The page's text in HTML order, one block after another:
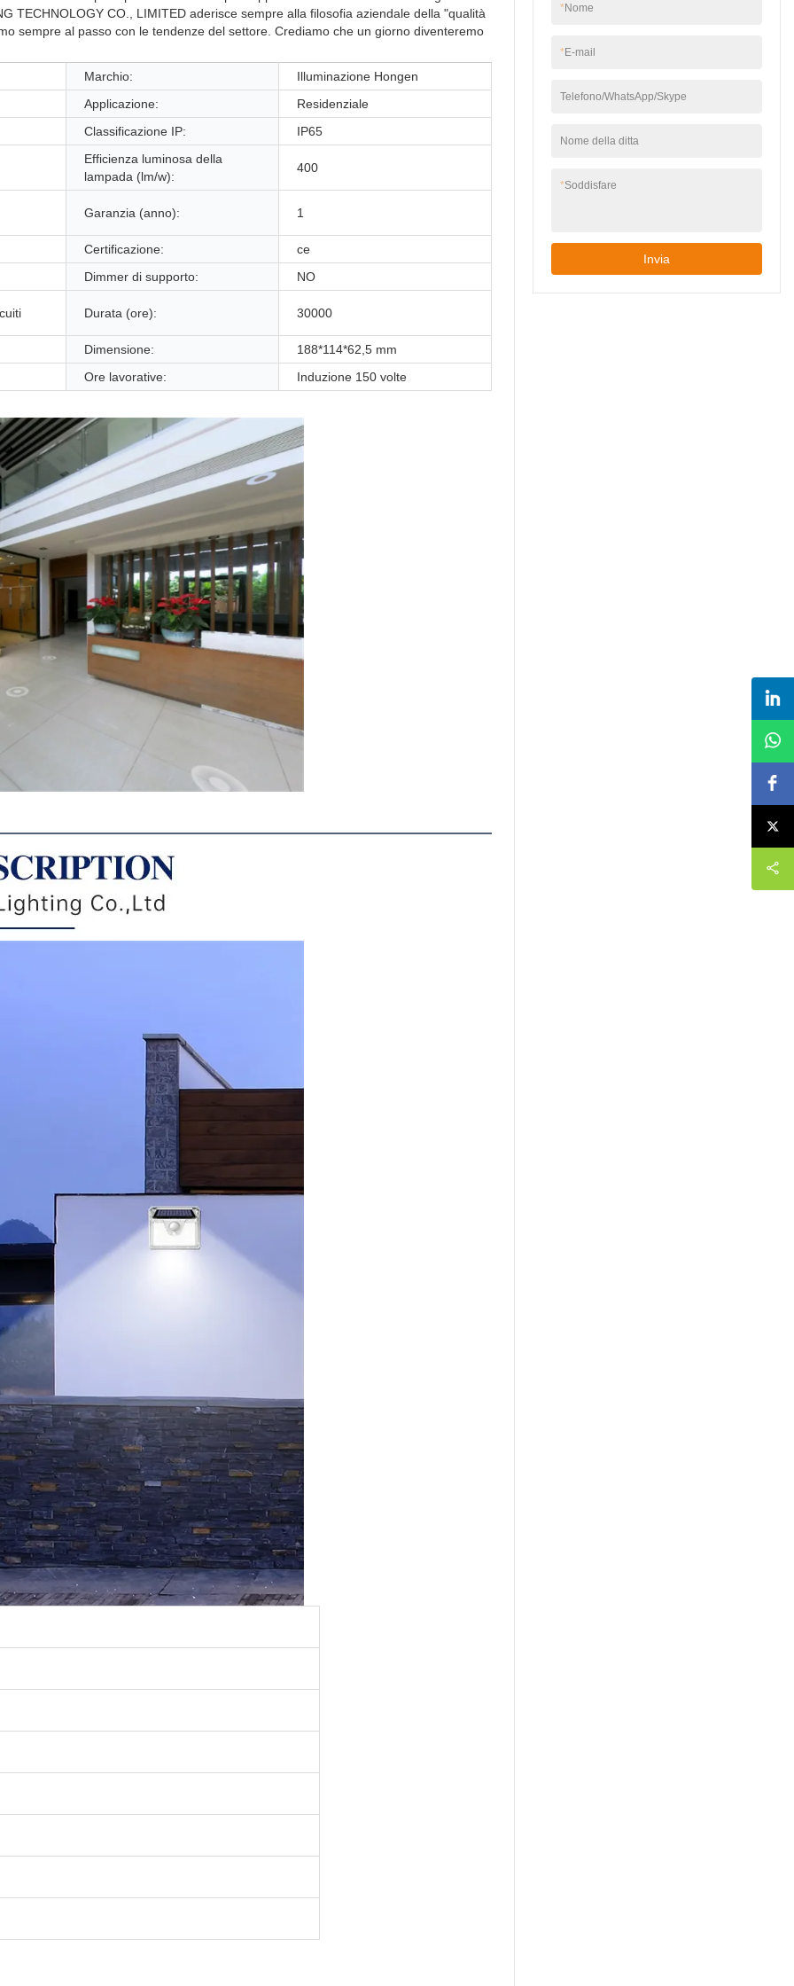
TECHNOLOGY CO., LIMITED aderisce sempre alla filosofia aziendale della "qualità
sempre al passo con le tendenze del settore. Crediamo che un giorno diventeremo
Marchio:
Illuminazione Hongen
Applicazione:
Residenziale
Classificazione IP:
IP65
Efficienza luminosa della
lampada (lm/w):
400
Garanzia (anno): 1
Certificazione:
ce
Dimmer di supporto:
NO
Durata (ore): 30000
Dimensione:
188*114*62,5 mm
Ore lavorative:
Induzione 150 volte
*Nome
*E-mail
Telefono/WhatsApp/Skype
Nome della ditta
*Soddisfare
Invia